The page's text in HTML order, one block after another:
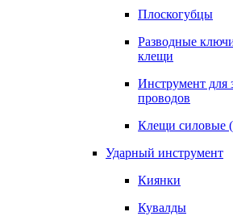
Плоскогубцы
Разводные
клещи
Инструмент для
проводов
Клещи силовые
Ударный инструмент
Киянки
Кувалды